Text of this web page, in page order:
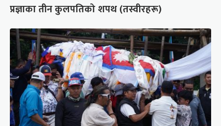
प्रज्ञाका तीन कुलपतिको शपथ (तस्वीरहरू)